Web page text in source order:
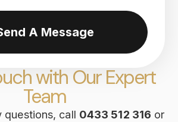
with Our Expert
Team
questions, call 0433 512 316 or
A Message